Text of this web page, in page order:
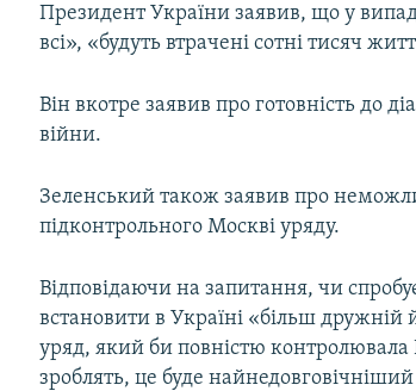
Президент України заявив, що у
всі», «будуть втрачені сотні тисяч
Він вкотре заявив про готовність до
війни.
Зеленський також заявив про
підконтрольного Москві уряду.
Відповідаючи на запитання, чи
встановити в Україні «більш
уряд, який би повністю
зроблять, це буде